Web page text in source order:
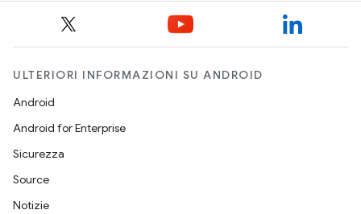
ULTERIORI INFORMAZIONI SU ANDROID
Android
Android for Enterprise
Sicurezza
Source
Notizie